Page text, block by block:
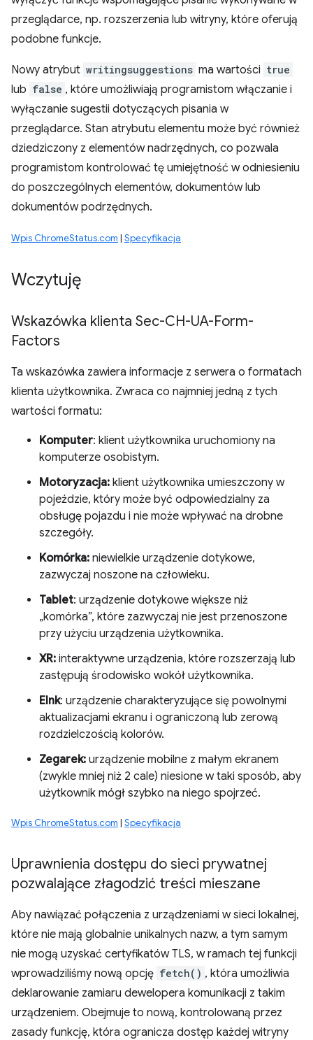
przeglądarce, np. rozszerzenia lub witryny, które oferują
podobne funkcje.
Nowy atrybut writingsuggestions ma wartości true
lub false , które umożliwiają programistom włączanie i
wyłączanie sugestii dotyczących pisania w
przeglądarce. Stan atrybutu elementu może być również
dziedziczony z elementów nadrzędnych, co pozwala
programistom kontrolować tę umiejętność w odniesieniu
do poszczególnych elementów, dokumentów lub
dokumentów podrzędnych.
Wpis ChromeStatus.com | Specyfikacja
Wczytuję
Wskazówka klienta Sec-CH-UA-Form-
Factors
Ta wskazówka zawiera informacje z serwera o formatach
klienta użytkownika. Zwraca co najmniej jedną z tych
wartości formatu:
Komputer: klient użytkownika uruchomiony na
komputerze osobistym.
Motoryzacja: klient użytkownika umieszczony w
pojeździe, który może być odpowiedzialny za
obsługę pojazdu i nie może wpływać na drobne
szczegóły.
Komórka: niewielkie urządzenie dotykowe,
zazwyczaj noszone na człowieku.
Tablet: urządzenie dotykowe większe niż
„komórka”, które zazwyczaj nie jest przenoszone
przy użyciu urządzenia użytkownika.
XR: interaktywne urządzenia, które rozszerzają lub
zastępują środowisko wokół użytkownika.
EInk: urządzenie charakteryzujące się powolnymi
aktualizacjami ekranu i ograniczoną lub zerową
rozdzielczością kolorów.
Zegarek: urządzenie mobilne z małym ekranem
(zwykle mniej niż 2 cale) niesione w taki sposób, aby
użytkownik mógł szybko na niego spojrzeć.
Wpis ChromeStatus.com | Specyfikacja
Uprawnienia dostępu do sieci prywatnej
pozwalające złagodzić treści mieszane
Aby nawiązać połączenia z urządzeniami w sieci lokalnej,
które nie mają globalnie unikalnych nazw, a tym samym
nie mogą uzyskać certyfikatów TLS, w ramach tej funkcji
wprowadziliśmy nową opcję fetch() , która umożliwia
deklarowanie zamiaru dewelopera komunikacji z takim
urządzeniem. Obejmuje to nową, kontrolowaną przez
zasady funkcję, która ogranicza dostęp każdej witryny